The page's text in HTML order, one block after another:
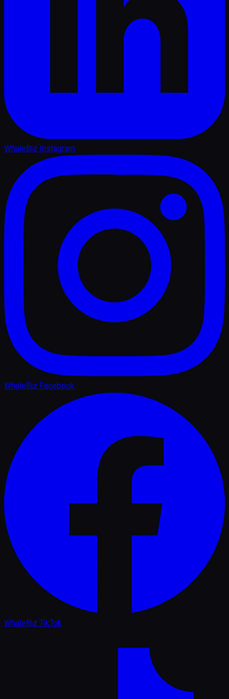
WhaleBiz Instagram
WhaleBiz Facebook
WhaleBiz TikTok